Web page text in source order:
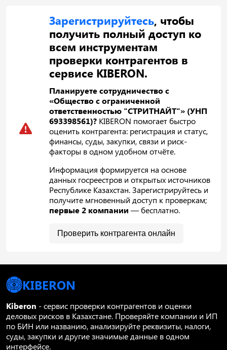
Зарегистрируйтесь, чтобы
получить полный доступ ко
всем инструментам
проверки контрагентов в
сервисе KIBERON.
Планируете сотрудничество с
«Общество с ограниченной
ответственностью "СТРИТНАЙТ"» (УНП
693398561)? KIBERON помогает быстро
оценить контрагента: регистрация и статус,
финансы, суды, закупки, связи и риск-
факторы в одном удобном отчёте.
Информация формируется на основе
данных госреестров и открытых источников
Республике Казахстан. Зарегистрируйтесь и
получите мгновенный доступ к проверкам;
первые 2 компании — бесплатно.
Проверить контрагента онлайн
KIBERON
Kiberon - сервис проверки контрагентов и оценки
деловых рисков в Казахстане. Проверяйте компании и ИП
по БИН или названию, анализируйте реквизиты, налоги,
суды, закупки и другие значимые данные в одном
интерфейсе.